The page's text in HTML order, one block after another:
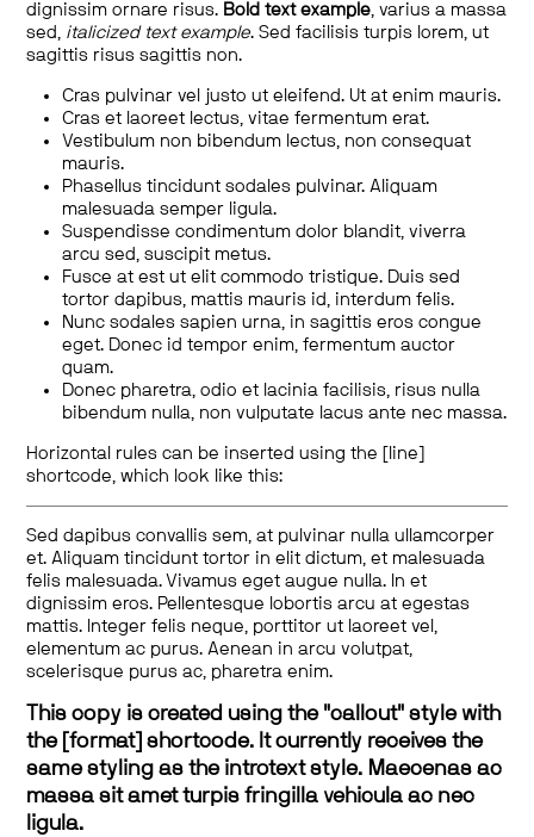
dignissim ornare risus. Bold text example, varius a massa
sed, italicized text example. Sed facilisis turpis lorem, ut
sagittis risus sagittis non.
Cras pulvinar vel justo ut eleifend. Ut at enim mauris.
Cras et laoreet lectus, vitae fermentum erat.
Vestibulum non bibendum lectus, non consequat
mauris.
Phasellus tincidunt sodales pulvinar. Aliquam
malesuada semper ligula.
Suspendisse condimentum dolor blandit, viverra
arcu sed, suscipit metus.
Fusce at est ut elit commodo tristique. Duis sed
tortor dapibus, mattis mauris id, interdum felis.
Nunc sodales sapien urna, in sagittis eros congue
eget. Donec id tempor enim, fermentum auctor
quam.
Donec pharetra, odio et lacinia facilisis, risus nulla
bibendum nulla, non vulputate lacus ante nec massa.
Horizontal rules can be inserted using the [line]
shortcode, which look like this:
Sed dapibus convallis sem, at pulvinar nulla ullamcorper
et. Aliquam tincidunt tortor in elit dictum, et malesuada
felis malesuada. Vivamus eget augue nulla. In et
dignissim eros. Pellentesque lobortis arcu at egestas
mattis. Integer felis neque, porttitor ut laoreet vel,
elementum ac purus. Aenean in arcu volutpat,
scelerisque purus ac, pharetra enim.
This copy is created using the "callout" style with
the [format] shortcode. It currently receives the
same styling as the introtext style. Maecenas ac
massa sit amet turpis fringilla vehicula ac nec
ligula.